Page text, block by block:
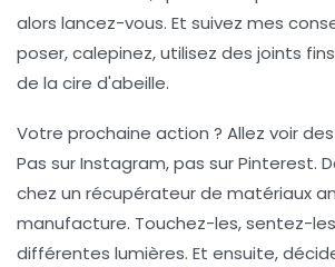
alors lancez-vous. Et suivez mes
poser, calepinez, utilisez des joints
de la cire d'abeille.
Votre prochaine action ? Allez voir
Pas sur Instagram, pas sur Pinterest.
chez un récupérateur de matériaux
manufacture. Touchez-les, sentez-
différentes lumières. Et ensuite,